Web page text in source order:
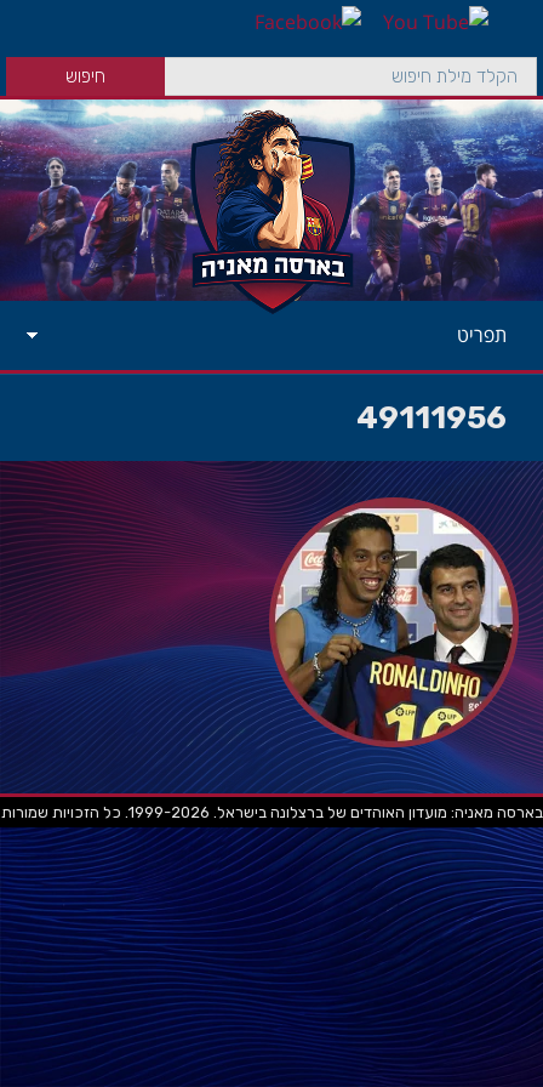
תפריט
49111956
בארסה מאניה: מועדון האוהדים של ברצלונה בישראל. 1999-2026. כל הזכויות שמורות